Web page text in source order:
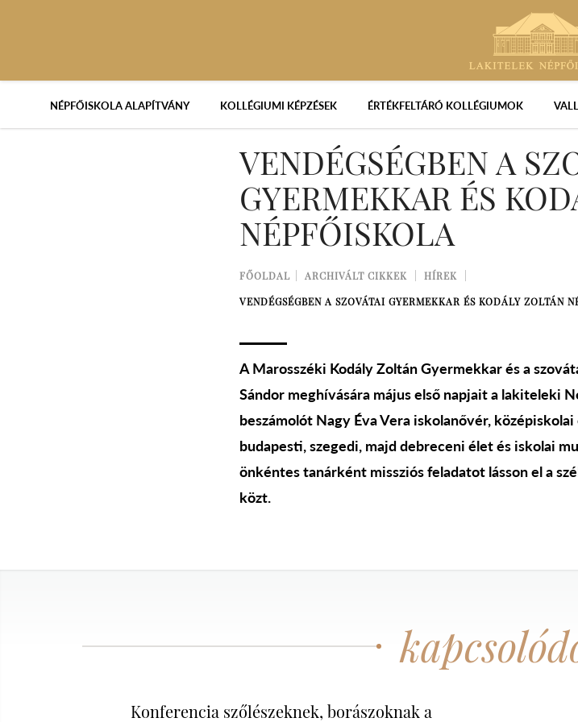
NÉPFŐISKOLA ALAPÍTVÁNY KOLLÉGIUMI KÉPZÉSEK ÉRTÉKFELTÁRÓ KOLLÉGIUMOK
VENDÉGSÉGBEN A
GYERMEKKAR ÉS
NÉPFŐISKOLA
FŐOLDAL ARCHIVÁLT CIKKEK
HÍREK
VENDÉGSÉGBEN A SZOVÁTAI GYERMEKKAR ÉS KODÁLY ZOLTÁN
A Marosszéki Kodály Zoltán Gyermekkar és a
Sándor meghívására május első napjait a lakiteleki
beszámolót Nagy Éva Vera iskolanővér,
budapesti, szegedi, majd debreceni élet és iskolai
önkéntes tanárként missziós feladatot lásson el a
közt.
Konferencia szőlészeknek, borászoknak a